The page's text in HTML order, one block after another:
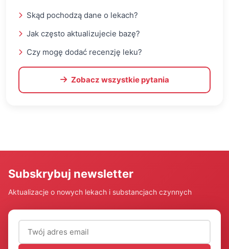
Skąd pochodzą dane o lekach?
Jak często aktualizujecie bazę?
Czy mogę dodać recenzję leku?
Zobacz wszystkie pytania
Subskrybuj newsletter
Aktualizacje o nowych lekach i substancjach czynnych
Adres email (wymagany)